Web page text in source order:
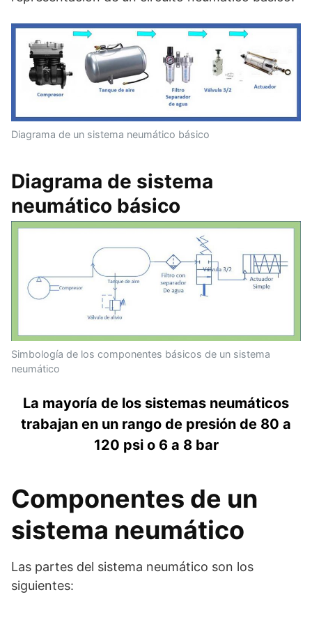
Diagrama de un sistema neumático básico
Diagrama de sistema
neumático básico
Simbología de los componentes básicos de un sistema
neumático
La mayoría de los sistemas neumáticos
trabajan en un rango de presión de 80 a
120 psi o 6 a 8 bar
Componentes de un
sistema neumático
Las partes del sistema neumático son los
siguientes: